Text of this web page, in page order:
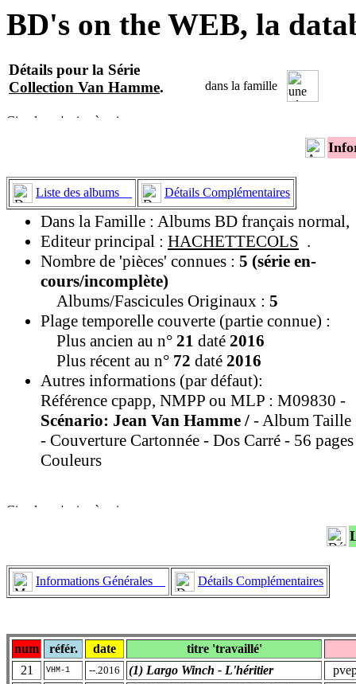
BD's on the WEB, la
Détails pour la Série
Collection Van Hamme. dans la famille
Liste des albums Détails Complémentaires
Dans la Famille : Albums BD français normal,
Editeur principal : HACHETTECOLS .
Nombre de 'pièces' connues : 5 (série en-
cours/incomplète)
Albums/Fascicules Originaux : 5
Plage temporelle couverte (partie connue) :
Plus ancien au n° 21 daté 2016
Plus récent au n° 72 daté 2016
Autres informations (par défaut):
Référence cpapp, NMPP ou MLP : M09830 -
Scénario: Jean Van Hamme / - Album Taille
- Couverture Cartonnée - Dos Carré - 56
Couleurs
Informations Générales Détails Complémentaires
num référ. date
titre 'travaillé'
21
VHM-1 --.2016 (1) Largo Winch - L'héritier